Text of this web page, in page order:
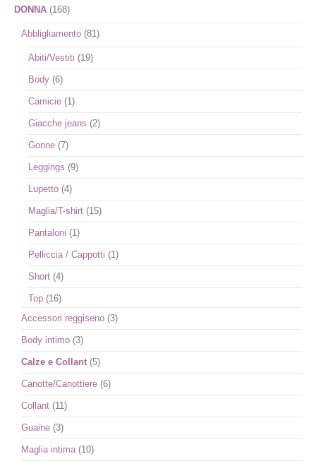
DONNA (168)
Abbligliamento (81)
Abiti/Vestiti (19)
Body (6)
Camicie (1)
Giacche jeans (2)
Gonne (7)
Leggings (9)
Lupetto (4)
Maglia/T-shirt (15)
Pantaloni (1)
Pelliccia / Cappotti (1)
Short (4)
Top (16)
Accessori reggiseno (3)
Body intimo (3)
Calze e Collant (5)
Canotte/Canottiere (6)
Collant (11)
Guaine (3)
Maglia intima (10)